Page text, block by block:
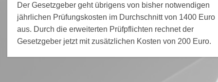
Der Gesetzgeber geht übrigens von bisher notwendigen
jährlichen Prüfungskosten im Durchschnitt von 1400 Euro
aus. Durch die erweiterten Prüfpflichten rechnet der
Gesetzgeber jetzt mit zusätzlichen Kosten von 200 Euro.